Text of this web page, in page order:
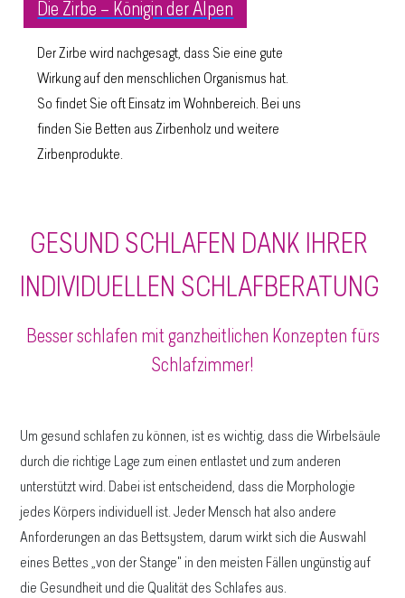
Die Zirbe – Königin der Alpen
Der Zirbe wird nachgesagt, dass Sie eine gute
Wirkung auf den menschlichen Organismus hat.
So findet Sie oft Einsatz im Wohnbereich. Bei uns
finden Sie Betten aus Zirbenholz und weitere
Zirbenprodukte.
GESUND SCHLAFEN DANK IHRER
INDIVIDUELLEN SCHLAFBERATUNG
Besser schlafen mit ganzheitlichen Konzepten fürs
Schlafzimmer!
Um gesund schlafen zu können, ist es wichtig, dass die Wirbelsäule
durch die richtige Lage zum einen entlastet und zum anderen
unterstützt wird. Dabei ist entscheidend, dass die Morphologie
jedes Körpers individuell ist. Jeder Mensch hat also andere
Anforderungen an das Bettsystem, darum wirkt sich die Auswahl
eines Bettes „von der Stange" in den meisten Fällen ungünstig auf
die Gesundheit und die Qualität des Schlafes aus.